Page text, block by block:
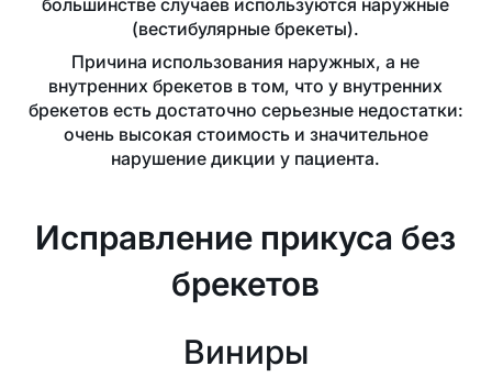
большинстве случаев используются наружные
(вестибулярные брекеты).
Причина использования наружных, а не
внутренних брекетов в том, что у внутренних
брекетов есть достаточно серьезные недостатки:
очень высокая стоимость и значительное
нарушение дикции у пациента.
Исправление прикуса без
брекетов
Виниры